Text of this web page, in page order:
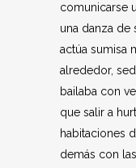
comunicarse
una danza de
actúa sumisa
alrededor,
bailaba con
que salir a
habitaciones
demás con